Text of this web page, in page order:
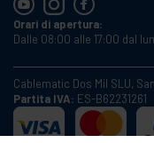
Orari di apertura:
Dalle 08:00 alle 17:00 dal
Cablematic Dos Mil SLU,
Partita IVA: ES-B62231261